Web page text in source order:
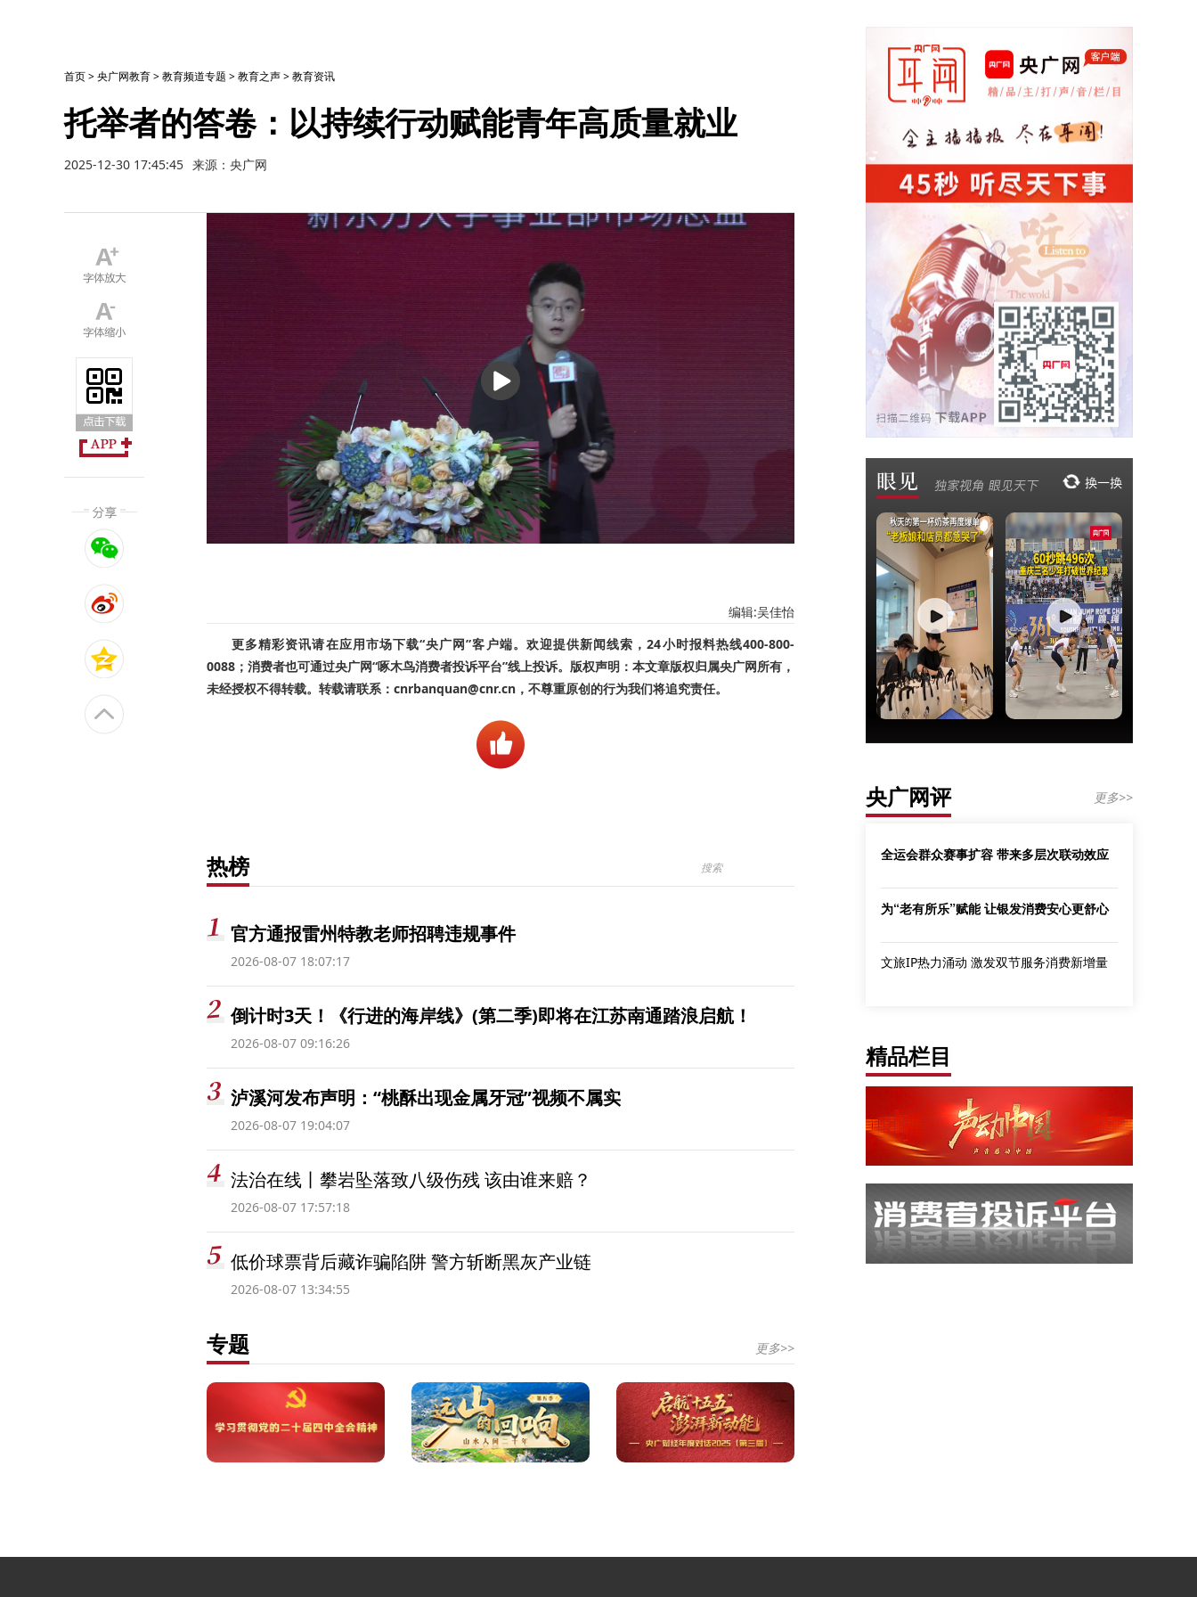
首页>央广网教育>教育频道专题 >教育之声>教育资讯
托举者的答卷：以持续行动赋能青年高质量就业
2025-12-30 17:45:45 来源：央广网
播
放
编辑:吴佳怡
更多精彩资讯请在应用市场下载“央广网”客户端。欢迎提供新闻线索，24小时报料热线400-800-
0088；消费者也可通过央广网“啄木鸟消费者投诉平台”线上投诉。版权声明：本文章版权归属央广网所有，
未经授权不得转载。转载请联系：cnrbanquan@cnr.cn，不尊重原创的行为我们将追究责任。
热榜
官方通报雷州特教老师招聘违规事件
2026-08-07 18:07:17
倒计时3天！《行进的海岸线》(第二季)即将在江苏南通踏浪启航！
2026-08-07 09:16:26
泸溪河发布声明：“桃酥出现金属牙冠”视频不属实
2026-08-07 19:04:07
法治在线丨攀岩坠落致八级伤残 该由谁来赔？
2026-08-07 17:57:18
低价球票背后藏诈骗陷阱 警方斩断黑灰产业链
2026-08-07 13:34:55
专题 更多>>
央广网评 更多>>
全运会群众赛事扩容 带来多层次联动效应
为“老有所乐”赋能 让银发消费安心更舒心
文旅IP热力涌动 激发双节服务消费新增量
精品栏目